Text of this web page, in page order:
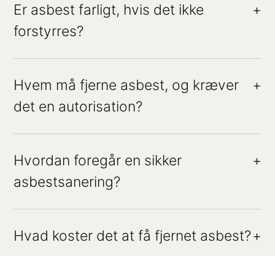
Er asbest farligt, hvis det ikke
forstyrres?
+
Hvem må fjerne asbest, og kræver
det en autorisation?
+
Hvordan foregår en sikker
asbestsanering?
+
Hvad koster det at få fjernet asbest?+